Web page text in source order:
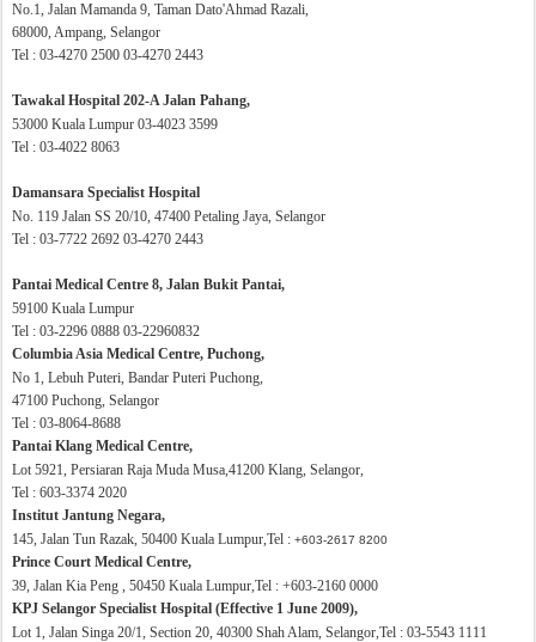
No.1, Jalan Mamanda 9, Taman Dato'Ahmad Razali,
68000, Ampang, Selangor
Tel : 03-4270 2500 03-4270 2443
Tawakal Hospital 202-A Jalan Pahang,
53000 Kuala Lumpur 03-4023 3599
Tel : 03-4022 8063
Damansara Specialist Hospital
No. 119 Jalan SS 20/10, 47400 Petaling Jaya, Selangor
Tel : 03-7722 2692 03-4270 2443
Pantai Medical Centre 8, Jalan Bukit Pantai,
59100 Kuala Lumpur
Tel : 03-2296 0888 03-22960832
Columbia Asia Medical Centre, Puchong,
No 1, Lebuh Puteri, Bandar Puteri Puchong,
47100 Puchong, Selangor
Tel : 03-8064-8688
Pantai Klang Medical Centre,
Lot 5921, Persiaran Raja Muda Musa,41200 Klang, Selangor,
Tel : 603-3374 2020
Institut Jantung Negara,
145, Jalan Tun Razak, 50400 Kuala Lumpur,Tel : +603-2617 8200
Prince Court Medical Centre,
39, Jalan Kia Peng , 50450 Kuala Lumpur,Tel : +603-2160 0000
KPJ Selangor Specialist Hospital (Effective 1 June 2009),
Lot 1, Jalan Singa 20/1, Section 20, 40300 Shah Alam, Selangor,Tel : 03-5543 1111